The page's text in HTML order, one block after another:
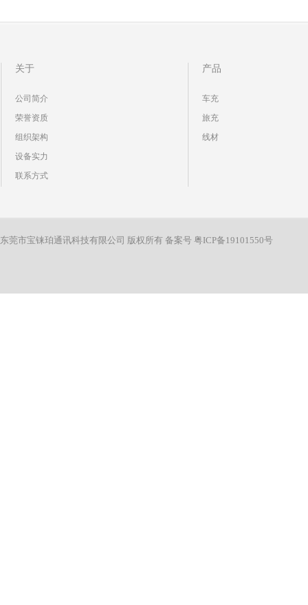
关于
公司简介
荣誉资质
组织架构
设备实力
联系方式
产品
车充
旅充
线材
东莞市宝铼珀通讯科技有限公司 版权所有 备案号 粤ICP备19101550号